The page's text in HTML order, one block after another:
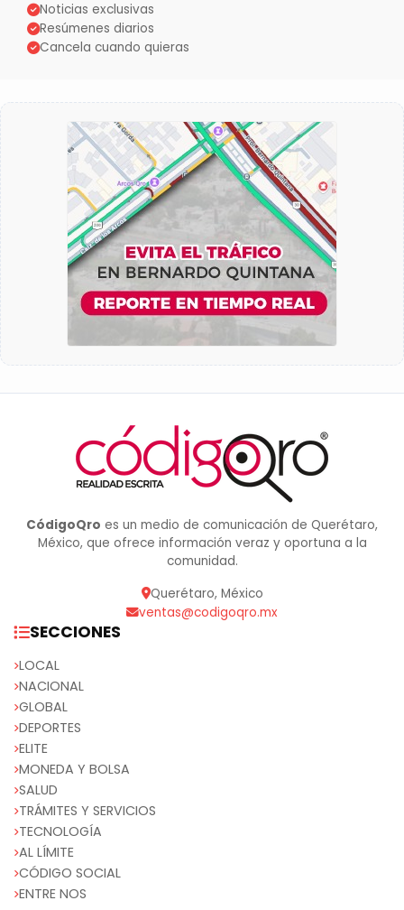
Noticias exclusivas
Resúmenes diarios
Cancela cuando quieras
CódigoQro es un medio de comunicación de Querétaro,
México, que ofrece información veraz y oportuna a la
comunidad.
Querétaro, México
ventas@codigoqro.mx
SECCIONES
LOCAL
NACIONAL
GLOBAL
DEPORTES
ELITE
MONEDA Y BOLSA
SALUD
TRÁMITES Y SERVICIOS
TECNOLOGÍA
AL LÍMITE
CÓDIGO SOCIAL
ENTRE NOS